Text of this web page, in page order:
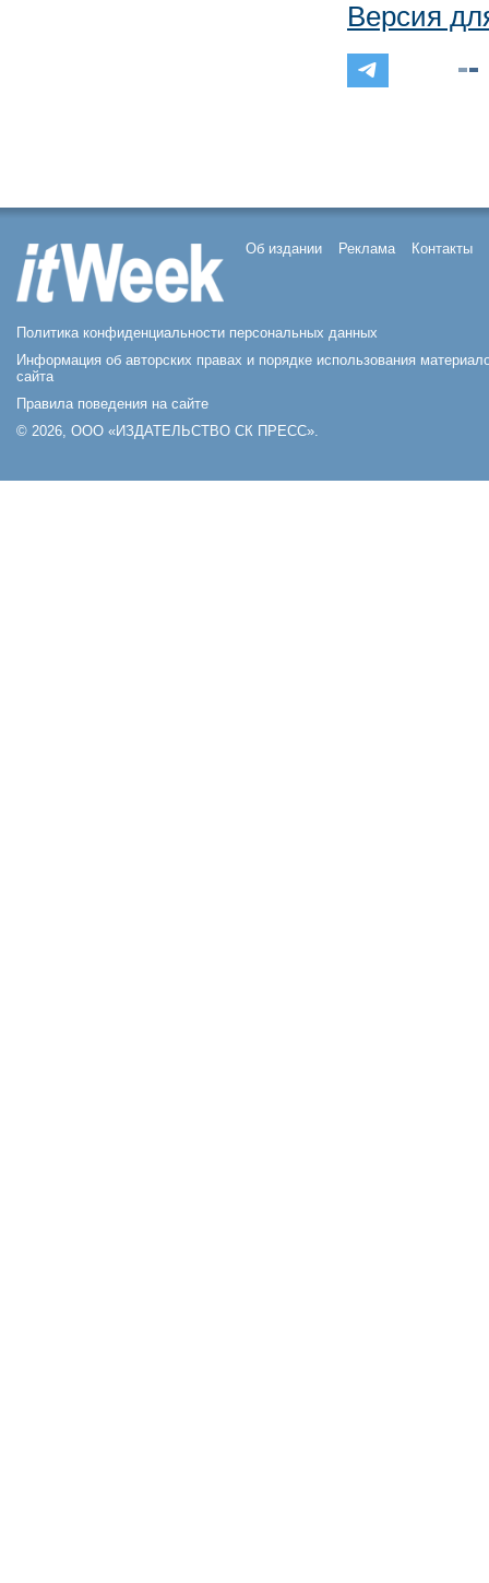
Версия
Об издании Реклама Контакты
Политика конфиденциальности персональных данных
Информация об авторских правах и порядке использования
сайта
Правила поведения на сайте
© 2026, ООО «ИЗДАТЕЛЬСТВО СК ПРЕСС».